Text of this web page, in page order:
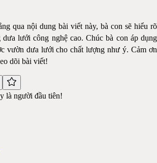
qua nội dung bài viết này, bà con sẽ hiểu rõ
lưới công nghệ cao. Chúc bà con áp dụng
vườn dưa lưới cho chất lượng như ý. Cảm ơn
dõi bài viết!
là người đầu tiên!